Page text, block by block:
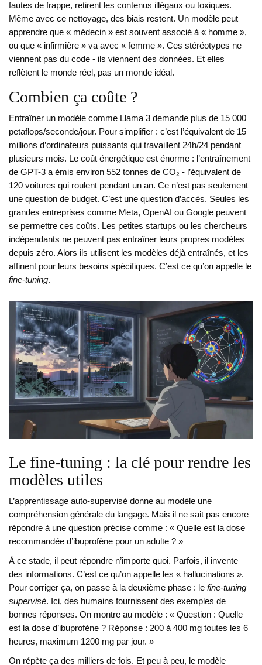
fautes de frappe, retirent les contenus illégaux ou toxiques.
Même avec ce nettoyage, des biais restent. Un modèle peut
apprendre que « médecin » est souvent associé à « homme »,
ou que « infirmière » va avec « femme ». Ces stéréotypes ne
viennent pas du code - ils viennent des données. Et elles
reflètent le monde réel, pas un monde idéal.
Combien ça coûte ?
Entraîner un modèle comme Llama 3 demande plus de 15 000
petaflops/seconde/jour. Pour simplifier : c’est l’équivalent de 15
millions d’ordinateurs puissants qui travaillent 24h/24 pendant
plusieurs mois. Le coût énergétique est énorme : l’entraînement
de GPT-3 a émis environ 552 tonnes de CO₂ - l’équivalent de
120 voitures qui roulent pendant un an. Ce n’est pas seulement
une question de budget. C’est une question d’accès. Seules les
grandes entreprises comme Meta, OpenAI ou Google peuvent
se permettre ces coûts. Les petites startups ou les chercheurs
indépendants ne peuvent pas entraîner leurs propres modèles
depuis zéro. Alors ils utilisent les modèles déjà entraînés, et les
affinent pour leurs besoins spécifiques. C’est ce qu’on appelle le
fine-tuning.
Le fine-tuning : la clé pour rendre les
modèles utiles
L’apprentissage auto-supervisé donne au modèle une
compréhension générale du langage. Mais il ne sait pas encore
répondre à une question précise comme : « Quelle est la dose
recommandée d’ibuprofène pour un adulte ? »
À ce stade, il peut répondre n’importe quoi. Parfois, il invente
des informations. C’est ce qu’on appelle les « hallucinations ».
Pour corriger ça, on passe à la deuxième phase : le fine-tuning
supervisé. Ici, des humains fournissent des exemples de
bonnes réponses. On montre au modèle : « Question : Quelle
est la dose d’ibuprofène ? Réponse : 200 à 400 mg toutes les 6
heures, maximum 1200 mg par jour. »
On répète ça des milliers de fois. Et peu à peu, le modèle